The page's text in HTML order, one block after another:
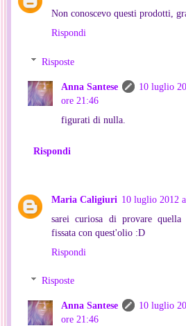
Non conoscevo questi prodotti,
Rispondi
Risposte
Anna Santese
10 luglio
ore 21:46
figurati di nulla.
Rispondi
Maria Caligiuri 10 luglio 2012
sarei curiosa di provare
fissata con quest'olio :D
Rispondi
Risposte
Anna Santese
10 luglio
ore 21:46